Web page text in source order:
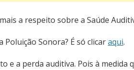
a respeito sobre a Saúde
Sonora? É só clicaraqui.
e a perda auditiva. Pois à medida